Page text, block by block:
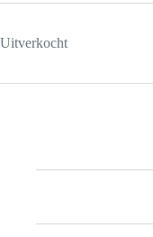
Uitverkocht